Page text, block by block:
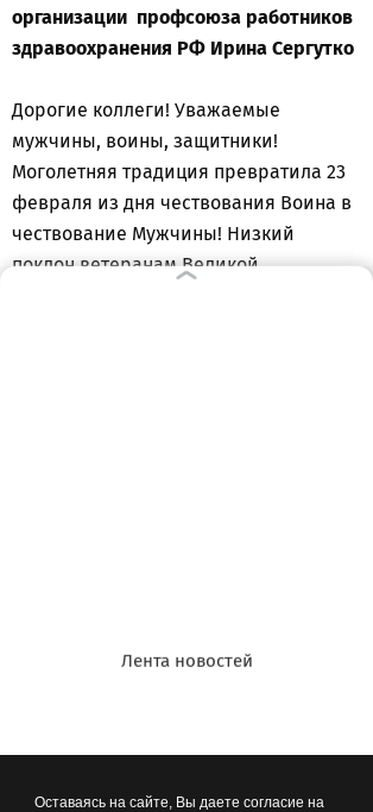
Лента новостей
организации профсоюза работников
здравоохранения РФ Ирина Сергутко
Дорогие коллеги! Уважаемые
мужчины, воины, защитники!
Моголетняя традиция превратила 23
февраля из дня чествования Воина в
чествование Мужчины! Низкий
поклон ветеранам Великой
Оставаясь на сайте, Вы даете согласие на